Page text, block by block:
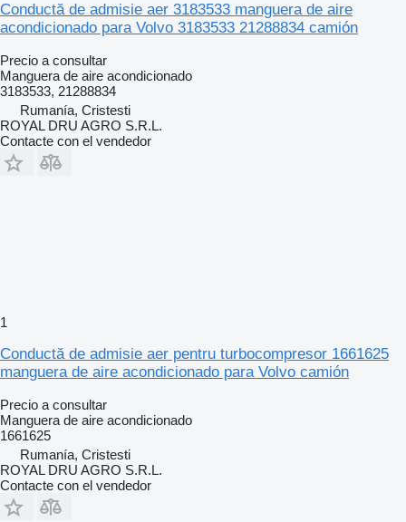
Conductă de admisie aer 3183533 manguera de aire
acondicionado para Volvo 3183533 21288834 camión
Precio a consultar
Manguera de aire acondicionado
3183533, 21288834
Rumanía, Cristesti
ROYAL DRU AGRO S.R.L.
Contacte con el vendedor
1
Conductă de admisie aer pentru turbocompresor 1661625
manguera de aire acondicionado para Volvo camión
Precio a consultar
Manguera de aire acondicionado
1661625
Rumanía, Cristesti
ROYAL DRU AGRO S.R.L.
Contacte con el vendedor